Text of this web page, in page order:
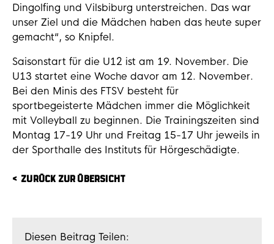
Dingolfing und Vilsbiburg unterstreichen. Das war
unser Ziel und die Mädchen haben das heute super
gemacht“, so Knipfel.
Saisonstart für die U12 ist am 19. November. Die
U13 startet eine Woche davor am 12. November.
Bei den Minis des FTSV besteht für
sportbegeisterte Mädchen immer die Möglichkeit
mit Volleyball zu beginnen. Die Trainingszeiten sind
Montag 17-19 Uhr und Freitag 15-17 Uhr jeweils in
der Sporthalle des Instituts für Hörgeschädigte.
ZURÜCK ZUR ÜBERSICHT
Diesen Beitrag Teilen: